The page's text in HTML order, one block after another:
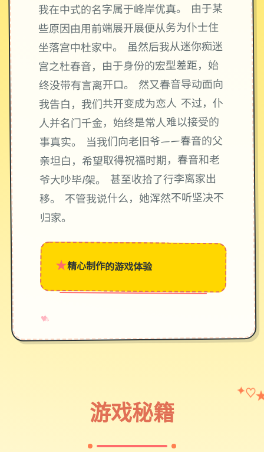
我在中式的名字属于峰岸优真。 由于某
些原因由用前端展开展便从务为仆士住
坐落宫中杜家中。 虽然后我从迷你痴迷
宫之杜春音，由于身份的宏型差距，始
终没带有言离开口。 然又春音导动面向
我告白，我们共开变成为恋人 不过，仆
人并名门千金，始终是常人难以接受的
事真实。 当我们向老旧爷——春音的父
亲坦白，希望取得祝福时期，春音和老
爷大吵毕1架。 甚至收拾了行李离家出
移。 不管我说什么，她浑然不听坚决不
归家。
★精心制作的游戏体验
♥
✧
→
游戏秘籍
✦ ♡